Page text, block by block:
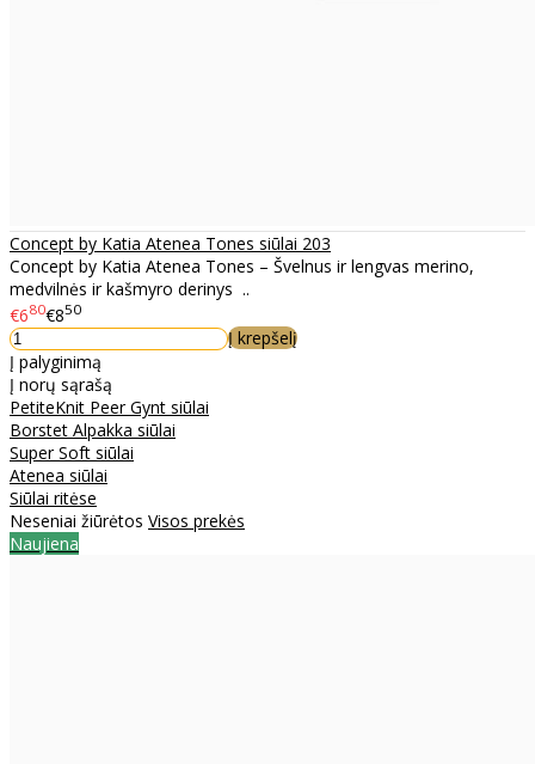
Concept by Katia Atenea Tones siūlai 203
Concept by Katia Atenea Tones – Švelnus ir lengvas merino,
medvilnės ir kašmyro derinys ..
€680€850
Į krepšelį
Į palyginimą
Į norų sąrašą
PetiteKnit Peer Gynt siūlai
Borstet Alpakka siūlai
Super Soft siūlai
Atenea siūlai
Siūlai ritėse
Neseniai žiūrėtos Visos prekės
Naujiena